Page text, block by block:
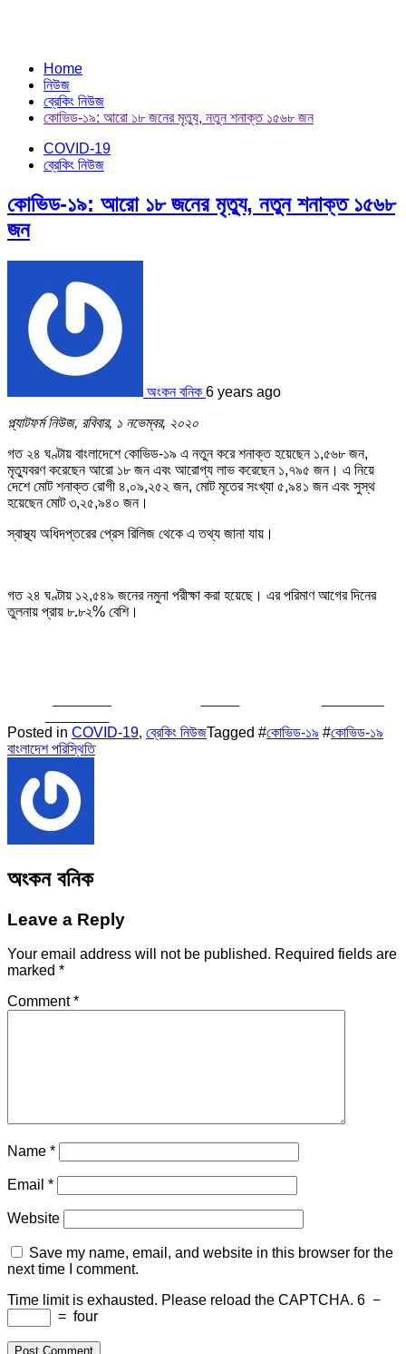
Home
নিউজ
ব্রেকিং নিউজ
কোভিড-১৯: আরো ১৮ জনের মৃত্যু, নতুন শনাক্ত ১৫৬৮ জন
COVID-19
ব্রেকিং নিউজ
কোভিড-১৯: আরো ১৮ জনের মৃত্যু, নতুন শনাক্ত ১৫৬৮
জন
অংকন বনিক 6 years ago
প্ল্যাটফর্ম নিউজ, রবিবার, ১ নভেম্বর, ২০২০
গত ২৪ ঘণ্টায় বাংলাদেশে কোভিড-১৯ এ নতুন করে শনাক্ত হয়েছেন ১,৫৬৮ জন,
মৃত্যুবরণ করেছেন আরো ১৮ জন এবং আরোগ্য লাভ করেছেন ১,৭৯৫ জন। এ নিয়ে
দেশে মোট শনাক্ত রোগী ৪,০৯,২৫২ জন, মোট মৃতের সংখ্যা ৫,৯৪১ জন এবং সুস্থ
হয়েছেন মোট ৩,২৫,৯৪০ জন।
স্বাস্থ্য অধিদপ্তরের প্রেস রিলিজ থেকে এ তথ্য জানা যায়।
গত ২৪ ঘণ্টায় ১২,৫৪৯ জনের নমুনা পরীক্ষা করা হয়েছে। এর পরিমাণ আগের দিনের
তুলনায় প্রায় ৮.৮২% বেশি।
Posted in COVID-19, ব্রেকিং নিউজTagged #কোভিড-১৯ #কোভিড-১৯
বাংলাদেশ পরিস্থিতি
অংকন বনিক
Leave a Reply
Your email address will not be published. Required fields are
marked *
Comment*
Name *
Email *
Website
Save my name, email, and website in this browser for the
next time I comment.
Time limit is exhausted. Please reload the CAPTCHA. 6 −
= four